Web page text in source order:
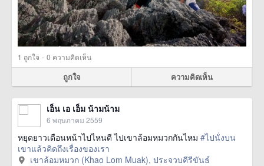
1 ถูกใจ · 0 ความคิดเห็น
ถูกใจ ความคิดเห็น
เอ็น เอ เอ็ม น้ามน้าม
6 พฤษภาคม 2559
หยุดยาวเดือนหน้าไปไหนดี ไปเขาล้อมหมวกกันไหม #ไปนั่งบน
เขาแล้วคิดถึงเรื่องของเรา
เขาล้อมหมวก (Khao Lom Muak), ประจวบคีรีขันธ์